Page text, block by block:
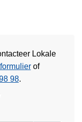
Lokale
of
98.